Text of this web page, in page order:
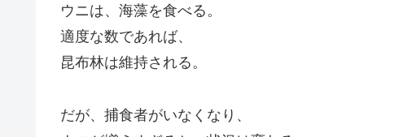
ウニは、海藻を食べる。
適度な数であれば、
昆布林は維持される。
だが、捕食者がいなくなり、